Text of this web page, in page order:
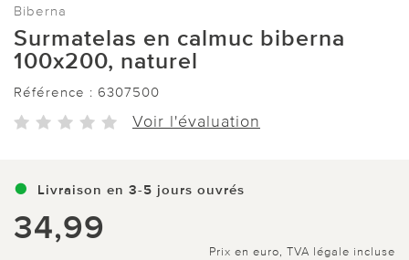
Biberna
Surmatelas en calmuc biberna
100x200, naturel
Référence : 6307500
Voir l'évaluation
Livraison en 3-5 jours ouvrés
34,99
Prix en euro, TVA légale incluse